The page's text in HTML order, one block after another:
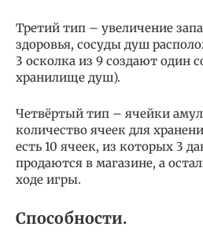
Третий тип – увеличение
здоровья, сосуды душ
3 осколка из 9 создают один
хранилище душ).
Четвёртый тип – ячейки
количество ячеек для
есть 10 ячеек, из которых 3
продаются в магазине, а
ходе игры.
Способности.